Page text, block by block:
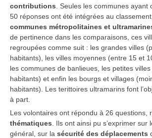
contributions . Seules les communes
50 réponses ont été intégrées au
communes métropolitaines et
de pertinence dans les comparaisons, ces
regroupées comme suit : les grandes villes
habitants), les villes moyennes (entre 15 et
les communes de banlieues, les petites
habitants) et enfin les bourgs et villages
habitants). Les terittoires ultramarins font
à part.
Les volontaires ont répondu à 26 questions,
thématiques . Ils ont ainsi pu s’exprimer sur
général, sur la sécurité des déplacements